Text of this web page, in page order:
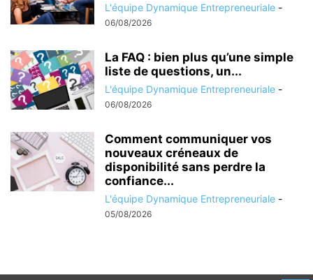
L'équipe Dynamique Entrepreneuriale -
06/08/2026
La FAQ : bien plus qu’une simple
liste de questions, un...
L'équipe Dynamique Entrepreneuriale -
06/08/2026
Comment communiquer vos
nouveaux créneaux de
disponibilité sans perdre la
confiance...
L'équipe Dynamique Entrepreneuriale -
05/08/2026